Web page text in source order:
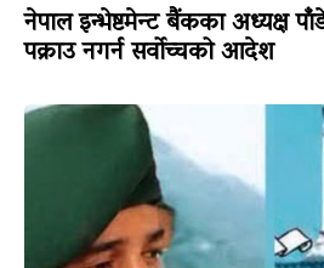
नेपाल इन्भेष्टमेन्ट बैंकका अध्यक्ष
पक्राउ नगर्न सर्वोच्चको आदेश